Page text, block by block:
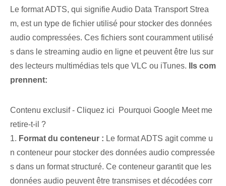
Le format ADTS, qui signifie Audio Data Transport Strea
m, est un type de fichier utilisé pour stocker des données ⁢
audio‌ compressées. Ces fichiers sont couramment utilisé
s dans le streaming audio en ligne et peuvent être lus sur
des lecteurs multimédias tels que VLC ou iTunes.
Ils com
prennent:
Contenu exclusif - Cliquez ici Pourquoi Google Meet me
retire-t-il ?
1.⁢ Format du conteneur : Le format ADTS agit comme u
n conteneur pour stocker des données audio compressée
s dans un format structuré. Ce conteneur garantit que les
données audio peuvent être transmises et décodées corr